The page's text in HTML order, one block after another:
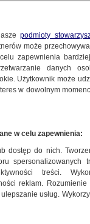
podmioty
może
zapewnienia
danych
Użytkownik może
w dowolnym
w celu zapewnienia:
dostęp do nich.
spersonalizowanych
treści.
reklam.
usług.